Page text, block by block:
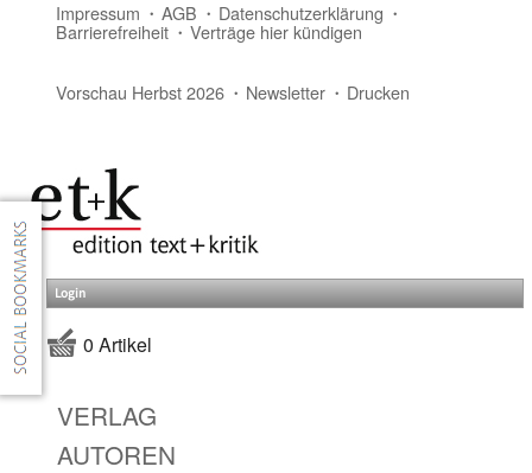
Impressum AGB Datenschutzerklärung
Barrierefreiheit Verträge hier kündigen
Vorschau Herbst 2026 Newsletter Drucken
Login
0 Artikel
VERLAG
AUTOREN